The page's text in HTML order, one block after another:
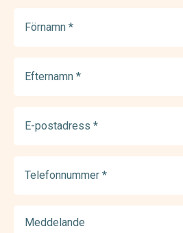
(Required)
(Required)
postadress
(Required)